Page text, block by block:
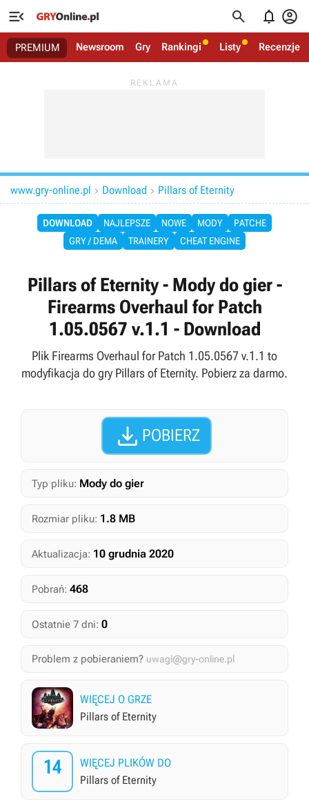
   
PREMIUM Newsroom Gry Rankingi Listy Recenzje
www.gry-online.pl  Download  Pillars of Eternity
DOWNLOAD NAJLEPSZE NOWE MODY
PATCHE
GRY / DEMA
TRAINERY CHEAT ENGINE
Pillars of Eternity - Mody do gier -
Firearms Overhaul for Patch
1.05.0567 v.1.1 - Download
Plik Firearms Overhaul for Patch 1.05.0567 v.1.1 to
modyfikacja do gry Pillars of Eternity. Pobierz za darmo.
 POBIERZ
Typ pliku: Mody do gier
Rozmiar pliku: 1.8 MB
Aktualizacja: 10 grudnia 2020
Pobrań: 468
Ostatnie 7 dni: 0
Problem z pobieraniem? uwagi@gry-online.pl
WIĘCEJ O GRZE
Pillars of Eternity
14
WIĘCEJ PLIKÓW DO
Pillars of Eternity